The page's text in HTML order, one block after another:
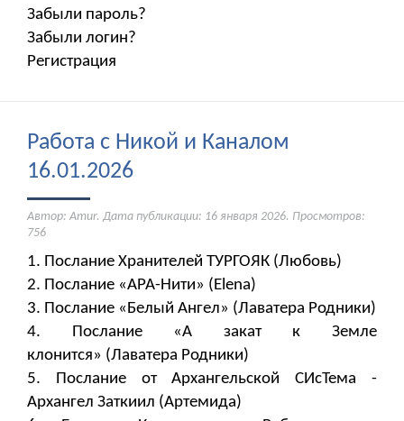
Забыли пароль?
Забыли логин?
Регистрация
Работа с Никой и Каналом
16.01.2026
Автор: Amur. Дата публикации: 16 января 2026. Просмотров:
756
1. Послание Хранителей ТУРГОЯК (Любовь)
2. Послание «АРА-Нити» (Elena)
3. Послание «Белый Ангел» (Лаватера Родники)
4. Послание «А закат к Земле
клонится» (Лаватера Родники)
5. Послание от Архангельской СИсТема -
Архангел Заткиил (Артемида)